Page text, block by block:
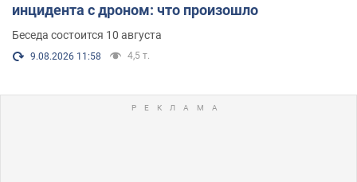
инцидента с дроном: что произошло
Беседа состоится 10 августа
9.08.2026 11:58 4,5 т.